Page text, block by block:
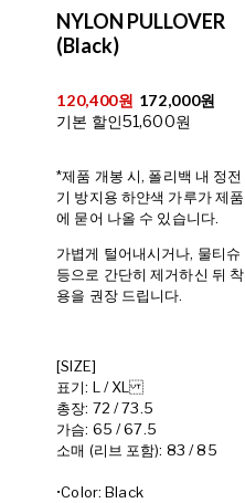
NYLON PULLOVER
(Black)
120,400원 172,000원
기본 할인51,600원
*제품 개봉 시, 폴리백 내 정전
기 방지용 하얀색 가루가 제품
에 묻어 나올 수 있습니다.
가볍게 털어내시거나, 물티슈
등으로 간단히 제거하신 뒤 착
용을 권장 드립니다.
[SIZE]
표기: L / XL
총장: 72 / 73.5
가슴: 65 / 67.5
소매 (리브 포함): 83 / 85
•Color: Black